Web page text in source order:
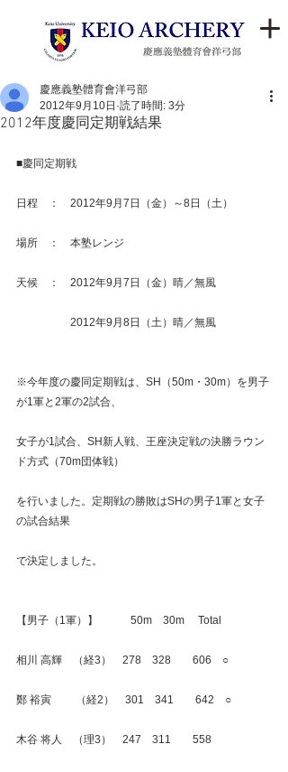
2012年度慶同定期戦結果
慶應義塾體育會洋弓部
2012年9月10日 読了時間: 3分
■慶同定期戦
日程　：　2012年9月7日（金）～8日（土）
場所　：　本塾レンジ
天候　：　2012年9月7日（金）晴／無風
2012年9月8日（土）晴／無風
※今年度の慶同定期戦は、SH（50m・30m）を男子
が1軍と2軍の2試合、
女子が1試合、SH新人戦、王座決定戦の決勝ラウン
ド方式（70m団体戦）
を行いました。定期戦の勝敗はSHの男子1軍と女子
の試合結果
で決定しました。
【男子（1軍）】　　　50m　30m　 Total
相川 高輝　（経3）　278　328　　606　○
鄭 裕寅　　 （経2）　301　341　　642　○
木谷 将人　（理3）　247　311　　558